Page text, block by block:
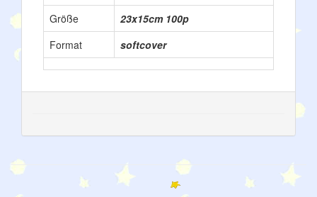
Größe
23x15cm 100p
Format
softcover